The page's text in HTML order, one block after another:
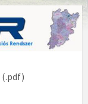
(.pdf)